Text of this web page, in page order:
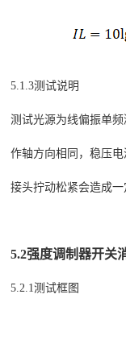
5.1.3测试说明
测试光源为线偏振单
作轴方向相同，稳压电
接头拧动松紧会造成
5.2强度调制器开关
5.2.1测试框图